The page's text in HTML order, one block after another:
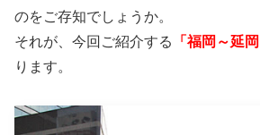
のをご存知でしょうか。
それが、今回ご紹介する
「福岡～延
ります。